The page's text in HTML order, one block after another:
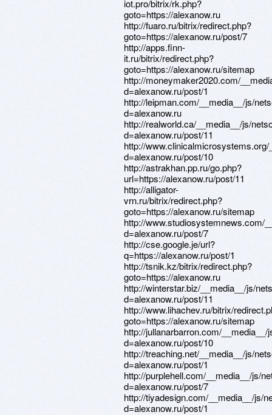
iot.pro/bitrix/rk.php?
goto=https://alexanow.ru
http://fuaro.ru/bitrix/redirect.php?
goto=https://alexanow.ru/post/7
http://apps.finn-
it.ru/bitrix/redirect.php?
goto=https://alexanow.ru/sitemap
http://moneymaker2020.com/
d=alexanow.ru/post/1
http://leipman.com/__media__/js/
d=alexanow.ru
http://realworld.ca/__media__/js/
d=alexanow.ru/post/11
http://
d=alexanow.ru/post/10
http://astrakhan.pp.ru/go.php?
url=https://alexanow.ru/post/11
http://alligator-
vrn.ru/bitrix/redirect.php?
goto=https://alexanow.ru/sitemap
http://www.studiosystemnews.com/
d=alexanow.ru/post/7
http://cse.google.je/url?
q=https://alexanow.ru/post/1
http://tsnik.kz/bitrix/redirect.php?
goto=https://alexanow.ru
http://winterstar.biz/__media__/js/
d=alexanow.ru/post/11
http://www.lihachev.ru/bitrix/
goto=https://alexanow.ru/sitemap
http://jullanarbarron.com/
d=alexanow.ru/post/10
http://treaching.net/__media__/js/
d=alexanow.ru/post/1
http://purplehell.com/__media__/js/
d=alexanow.ru/post/7
http://tiyadesign.com/__media__/js/
d=alexanow.ru/post/1